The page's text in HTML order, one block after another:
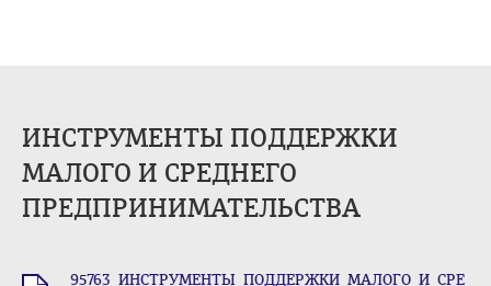
ИНСТРУМЕНТЫ ПОДДЕРЖКИ
МАЛОГО И СРЕДНЕГО
ПРЕДПРИНИМАТЕЛЬСТВА
95763_ИНСТРУМЕНТЫ_ПОДДЕРЖКИ_МАЛОГО_И_СРЕ